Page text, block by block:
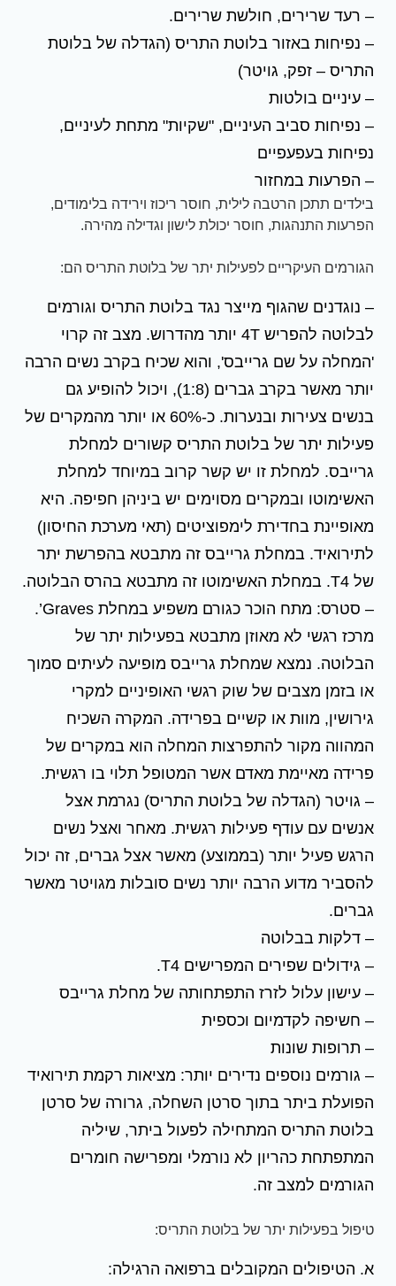
– רעד שרירים, חולשת שרירים.
– נפיחות באזור בלוטת התריס (הגדלה של בלוטת
התריס – זפק, גויטר)
– עיניים בולטות
– נפיחות סביב העיניים, "שקיות" מתחת לעיניים,
נפיחות בעפעפיים
– הפרעות במחזור
בילדים תתכן הרטבה לילית, חוסר ריכוז וירידה בלימודים,
הפרעות התנהגות, חוסר יכולת לישון וגדילה מהירה.
הגורמים העיקריים לפעילות יתר של בלוטת התריס הם:
– נוגדנים שהגוף מייצר נגד בלוטת התריס וגורמים
לבלוטה להפריש 4T יותר מהדרוש. מצב זה קרוי
'המחלה על שם גרייבס', והוא שכיח בקרב נשים הרבה
יותר מאשר בקרב גברים (1:8), ויכול להופיע גם
בנשים צעירות ובנערות. כ-60% או יותר מהמקרים של
פעילות יתר של בלוטת התריס קשורים למחלת
גרייבס. למחלת זו יש קשר קרוב במיוחד למחלת
האשימוטו ובמקרים מסוימים יש ביניהן חפיפה. היא
מאופיינת בחדירת לימפוציטים (תאי מערכת החיסון)
לתירואיד. במחלת גרייבס זה מתבטא בהפרשת יתר
של T4. במחלת האשימוטו זה מתבטא בהרס הבלוטה.
– סטרס: מתח הוכר כגורם משפיע במחלת Graves’.
מרכז רגשי לא מאוזן מתבטא בפעילות יתר של
הבלוטה. נמצא שמחלת גרייבס מופיעה לעיתים סמוך
או בזמן מצבים של שוק רגשי האופיניים למקרי
גירושין, מוות או קשיים בפרידה. המקרה השכיח
המהווה מקור להתפרצות המחלה הוא במקרים של
פרידה מאיימת מאדם אשר המטופל תלוי בו רגשית.
– גויטר (הגדלה של בלוטת התריס) נגרמת אצל
אנשים עם עודף פעילות רגשית. מאחר ואצל נשים
הרגש פעיל יותר (בממוצע) מאשר אצל גברים, זה יכול
להסביר מדוע הרבה יותר נשים סובלות מגויטר מאשר
גברים.
– דלקות בבלוטה
– גידולים שפירים המפרישים T4.
– עישון עלול לזרז התפתחותה של מחלת גרייבס
– חשיפה לקדמיום וכספית
– תרופות שונות
– גורמים נוספים נדירים יותר: מציאות רקמת תירואיד
הפועלת ביתר בתוך סרטן השחלה, גרורה של סרטן
בלוטת התריס המתחילה לפעול ביתר, שיליה
המתפתחת כהריון לא נורמלי ומפרישה חומרים
הגורמים למצב זה.
טיפול בפעילות יתר של בלוטת התריס:
א. הטיפולים המקובלים ברפואה הרגילה: